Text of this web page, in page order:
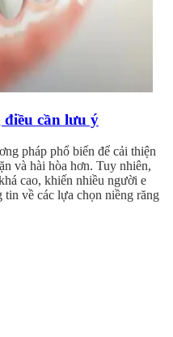
cần lưu ý
pháp phổ biến để cải thiện
và hài hòa hơn. Tuy nhiên,
cao, khiến nhiều người e
tin về các lựa chọn niềng răng